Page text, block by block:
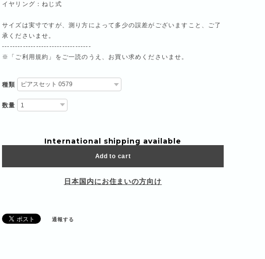
イヤリング：ねじ式
サイズは実寸ですが、測り方によって多少の誤差がございますこと、ご了
承くださいませ。
----------------------------------
※「ご利用規約」をご一読のうえ、お買い求めくださいませ。
種類
数量
International shipping available
Add to cart
日本国内にお住まいの方向け
通報する